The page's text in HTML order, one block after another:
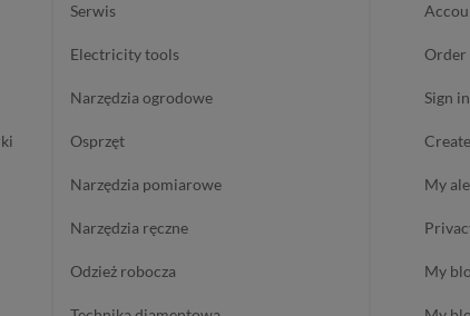
serwis
electricity tools
narzędzia ogrodowe
osprzęt
narzędzia pomiarowe
narzędzia ręczne
odzież robocza
sign in
my
my